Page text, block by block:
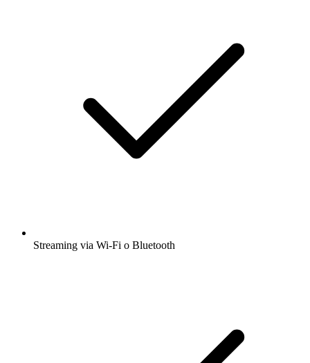
Streaming via Wi-Fi o Bluetooth